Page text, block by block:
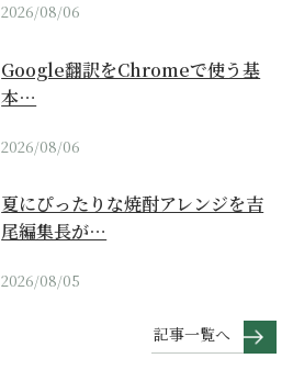
2026/08/06
Google翻訳をChromeで使う基
本…
2026/08/06
夏にぴったりな焼酎アレンジを吉
尾編集長が…
2026/08/05
記事一覧へ